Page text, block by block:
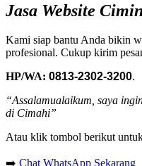
Jasa Website
Kami siap bantu Anda bikin
profesional. Cukup kirim
HP/WA: 0813-2302-3200.
“Assalamualaikum, saya
di Cimahi”
Atau klik tombol berikut
➡️ Chat WhatsApp Sekarang